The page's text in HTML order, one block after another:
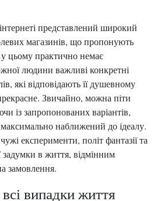
представлений широкий
магазинів, що пропонують
цьому практично немає
людини важливі конкретні
які відповідають її душевному
Звичайно, можна піти
із запропонованих варіантів,
наближений до ідеалу.
експерименти, політ фантазії та
задумки в життя, відмінним
замовлення.
випадки життя